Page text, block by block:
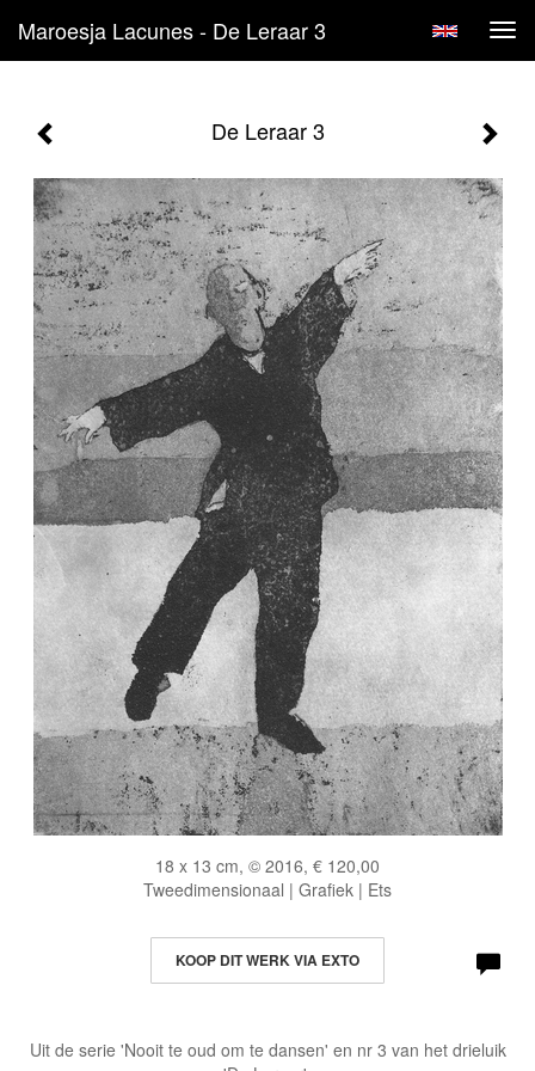
Maroesja Lacunes - De Leraar 3
De Leraar 3
18 x 13 cm, © 2016, € 120,00
Tweedimensionaal | Grafiek | Ets
KOOP DIT WERK VIA EXTO
Uit de serie 'Nooit te oud om te dansen' en nr 3 van het drieluik